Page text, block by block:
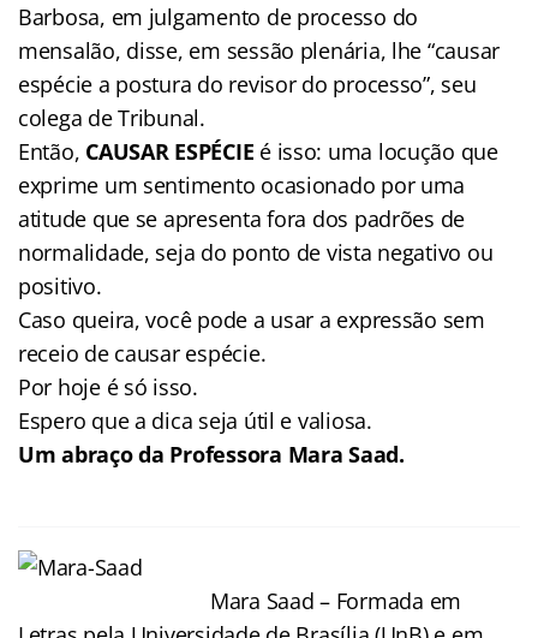
Barbosa, em julgamento de processo do
mensalão, disse, em sessão plenária, lhe “causar
espécie a postura do revisor do processo”, seu
colega de Tribunal.
Então, CAUSAR ESPÉCIE é isso: uma locução que
exprime um sentimento ocasionado por uma
atitude que se apresenta fora dos padrões de
normalidade, seja do ponto de vista negativo ou
positivo.
Caso queira, você pode a usar a expressão sem
receio de causar espécie.
Por hoje é só isso.
Espero que a dica seja útil e valiosa.
Um abraço da Professora Mara Saad.
Mara Saad – Formada em